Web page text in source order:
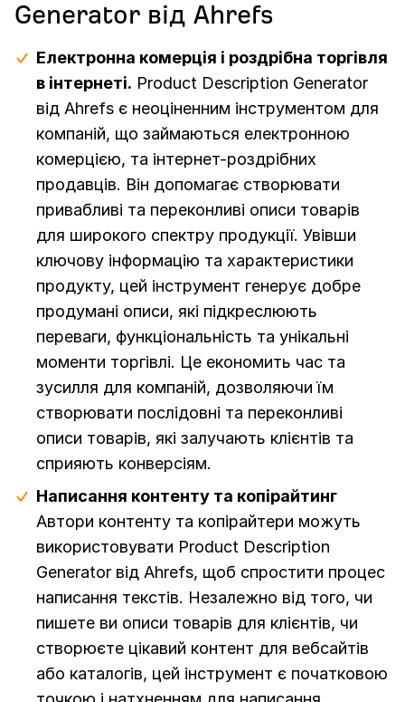
Generator від Ahrefs
Електронна комерція і роздрібна торгівля
в інтернеті. Product Description Generator
від Ahrefs є неоціненним інструментом для
компаній, що займаються електронною
комерцією, та інтернет-роздрібних
продавців. Він допомагає створювати
привабливі та переконливі описи товарів
для широкого спектру продукції. Увівши
ключову інформацію та характеристики
продукту, цей інструмент генерує добре
продумані описи, які підкреслюють
переваги, функціональність та унікальні
моменти торгівлі. Це економить час та
зусилля для компаній, дозволяючи їм
створювати послідовні та переконливі
описи товарів, які залучають клієнтів та
сприяють конверсіям.
Написання контенту та копірайтинг
Автори контенту та копірайтери можуть
використовувати Product Description
Generator від Ahrefs, щоб спростити процес
написання текстів. Незалежно від того, чи
пишете ви описи товарів для клієнтів, чи
створюєте цікавий контент для вебсайтів
або каталогів, цей інструмент є початковою